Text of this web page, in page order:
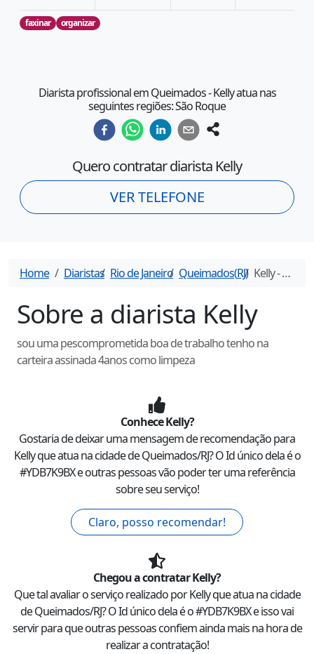
faxinar organizar
Diarista profissional em Queimados - Kelly atua nas
seguintes regiões: São Roque
Quero contratar diarista Kelly
VER TELEFONE
Home Diaristas Rio de Janeiro Queimados(RJ) Kelly- Diarista em
Sobre a diarista Kelly
sou uma pescomprometida boa de trabalho tenho na
carteira assinada 4anos como limpeza
ConheceKelly?
Gostaria de deixar uma mensagem de recomendação para
Kellyque atua na cidade deQueimados/RJ? O Id único dela é o
#YDB7K9BXe outras pessoas vão poder ter uma referência
sobre seu serviço!
Claro, posso recomendar!
Chegou a contratarKelly?
Que tal avaliar o serviço realizado porKellyque atua na cidade
deQueimados/RJ? O Id único dela é o #YDB7K9BXe isso vai
servir para que outras pessoas confiem ainda mais na hora de
realizar a contratação!